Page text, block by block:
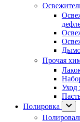
Прочая
Уход
Полировка